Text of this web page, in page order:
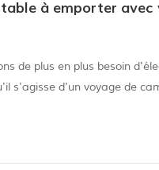
à emporter avec
de plus en plus besoin
s'agisse d'un voyage de